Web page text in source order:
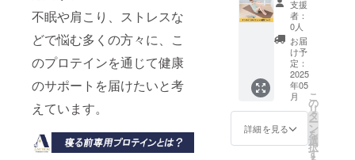
不眠や肩こり、ストレスな
どで悩む多くの方々に、こ
のプロテインを通じて健康
のサポートを届けたいと考
えています。
です。
※送料込
みのお
値段で
す。
週間
コー
ス】
ANCHO
Rのオン
ライン
での1週
間ダイ
エット
コース
を体験
できる
支援
者：
0人
お届
け予
定：
2025
年05
月
詳細を見る
こ
の
リ
タ
ー
ン
を
選
択
す